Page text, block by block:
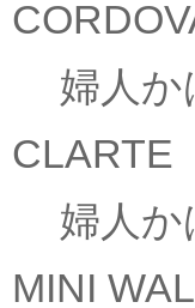
婦人か
CLARTE
婦人か
MINI